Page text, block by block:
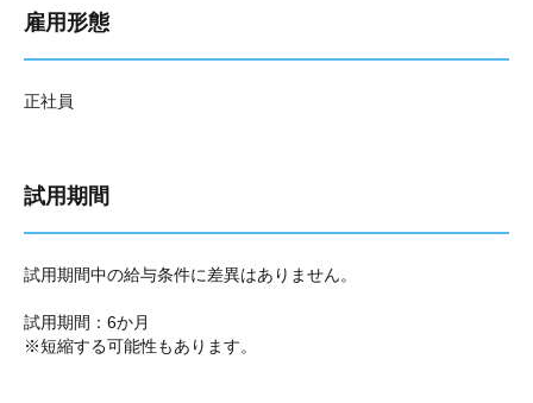
雇用形態
正社員
試用期間
試用期間中の給与条件に差異はありません。
試用期間：6か月
※短縮する可能性もあります。